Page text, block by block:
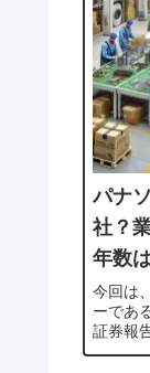
パナ
社？
年数
今回は
ーであ
証券報
きたい